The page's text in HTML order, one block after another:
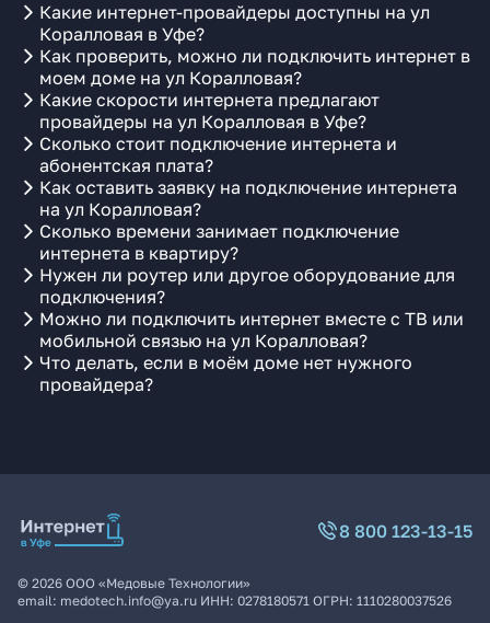
Какие интернет-провайдеры доступны на ул
Коралловая в Уфе?
Как проверить, можно ли подключить интернет в
моем доме на ул Коралловая?
Какие скорости интернета предлагают
провайдеры на ул Коралловая в Уфе?
Сколько стоит подключение интернета и
абонентская плата?
Как оставить заявку на подключение интернета
на ул Коралловая?
Сколько времени занимает подключение
интернета в квартиру?
Нужен ли роутер или другое оборудование для
подключения?
Можно ли подключить интернет вместе с ТВ или
мобильной связью на ул Коралловая?
Что делать, если в моём доме нет нужного
провайдера?
8 800 123-13-15
© 2026 ООО «Медовые Технологии»
email: medotech.info@ya.ru ИНН: 0278180571 ОГРН: 1110280037526